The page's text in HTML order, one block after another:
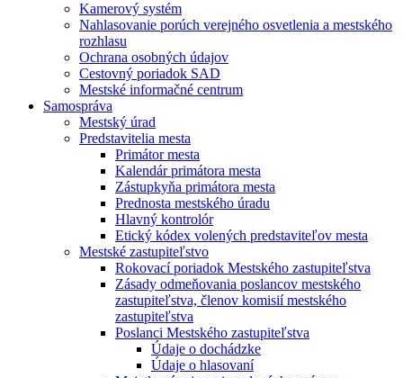
Kamerový systém
Nahlasovanie porúch verejného osvetlenia a mestského
rozhlasu
Ochrana osobných údajov
Cestovný poriadok SAD
Mestské informačné centrum
Samospráva
Mestský úrad
Predstavitelia mesta
Primátor mesta
Kalendár primátora mesta
Zástupkyňa primátora mesta
Prednosta mestského úradu
Hlavný kontrolór
Etický kódex volených predstaviteľov mesta
Mestské zastupiteľstvo
Rokovací poriadok Mestského zastupiteľstva
Zásady odmeňovania poslancov mestského
zastupiteľstva, členov komisií mestského
zastupiteľstva
Poslanci Mestského zastupiteľstva
Údaje o dochádzke
Údaje o hlasovaní